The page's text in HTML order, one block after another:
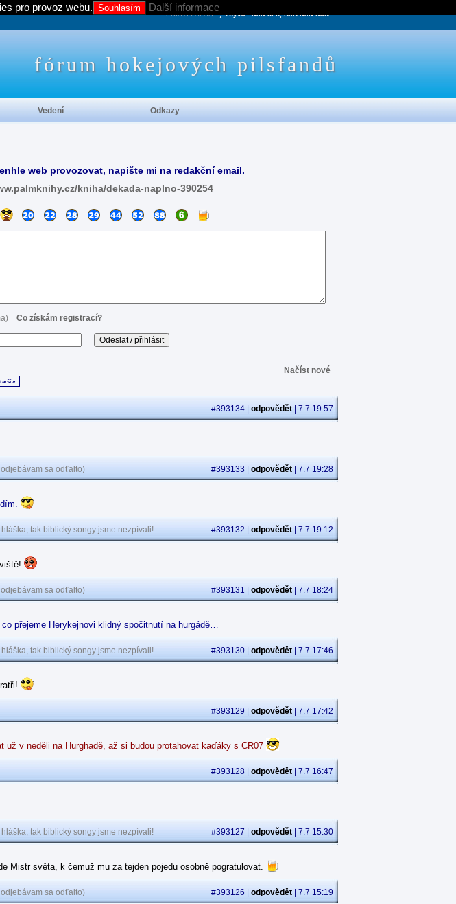
web provozovat, napište mi na redakční email.
kniha/dekada-naplno-390254
Co získám registrací?
Načíst nové
»
#393134 | odpovědět | 7.7 19:57
sa odťalto) #393133 | odpovědět | 7.7 19:28
tak biblický songy jsme nezpívali! #393132 | odpovědět | 7.7 19:12
sa odťalto) #393131 | odpovědět | 7.7 18:24
přejeme Herykejnovi klidný spočitnutí na hurgádě…
tak biblický songy jsme nezpívali! #393130 | odpovědět | 7.7 17:46
#393129 | odpovědět | 7.7 17:42
už v neděli na Hurghadě, až si budou protahovat kaďáky s CR07
#393128 | odpovědět | 7.7 16:47
tak biblický songy jsme nezpívali! #393127 | odpovědět | 7.7 15:30
Mistr světa, k čemuž mu za tejden pojedu osobně pogratulovat.
sa odťalto) #393126 | odpovědět | 7.7 15:19
PRÍŠTÍ ZÁPAS:, zbývá:NaN den, NaN:NaN:NaN
fórum hokejových pilsfandů
Vedení Odkazy
pro provoz webu. Souhlasím Další informace